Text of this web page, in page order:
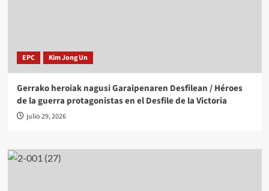
EPC Kim Jong Un
Gerrako heroiak nagusi Garaipenaren Desfilean / Héroes
de la guerra protagonistas en el Desfile de la Victoria
julio 29, 2026